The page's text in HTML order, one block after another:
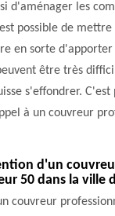
d'aménager les
possible de mettre
en sorte
être très
s'effondrer.
à un couvreur
d'un
50 dans la ville
couvreur